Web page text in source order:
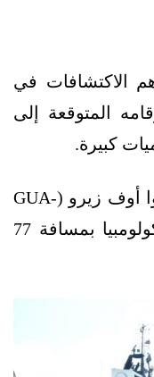
2 أهم الاكتشافات في
المتوقعة إلى
كبيرة.
وتقع البئر في المربع البحري جوا أوف زيرو (GUA-
OFF-0) الذي يبعد عن شمال كولومبيا بمسافة 77